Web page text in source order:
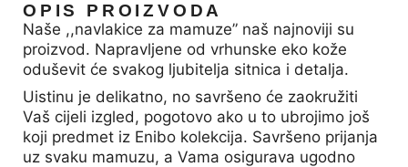
OPIS PROIZVODA
Naše ,,navlakice za mamuze” naš najnoviji su
proizvod. Napravljene od vrhunske eko kože
oduševit će svakog ljubitelja sitnica i detalja.
Uistinu je delikatno, no savršeno će zaokružiti
Vaš cijeli izgled, pogotovo ako u to ubrojimo još
koji predmet iz Enibo kolekcija. Savršeno prijanja
uz svaku mamuzu, a Vama osigurava ugodno